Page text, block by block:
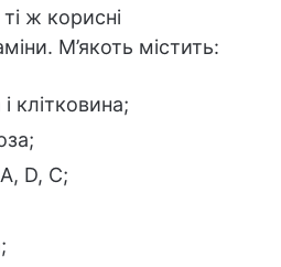
ж корисні
М’якоть містить:
клітковина;
D, С;